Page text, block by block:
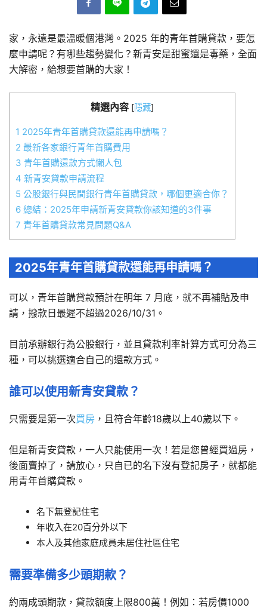
家，永遠是最溫暖個港灣。2025 年的青年首購貸款，要怎
麼申請呢？有哪些趨勢變化？新青安是甜蜜還是毒藥，全面
大解密，給想要首購的大家！
精選內容 [隱藏]
1 2025年青年首購貸款還能再申請嗎？
2 最新各家銀行青年首購費用
3 青年首購還款方式懶人包
4 新青安貸款申請流程
5 公股銀行與民間銀行青年首購貸款，哪個更適合你？
6 總結：2025年申請新青安貸款你該知道的3件事
7 青年首購貸款常見問題Q&A
2025年青年首購貸款還能再申請嗎？
可以，青年首購貸款預計在明年 7 月底，就不再補貼及申
請，撥款日最遲不超過2026/10/31。
目前承辦銀行為公股銀行，並且貸款利率計算方式可分為三
種，可以挑選適合自己的還款方式。
誰可以使用新青安貸款？
只需要是第一次買房 ，且符合年齡18歲以上40歲以下。
但是新青安貸款，一人只能使用一次！若是您曾經買過房，
後面賣掉了，請放心，只自已的名下沒有登記房子，就都能
用青年首購貸款。
名下無登記住宅
年收入在20百分外以下
本人及其他家庭成員未居住社區住宅
需要準備多少頭期款？
約兩成頭期款，貸款額度上限800萬！例如：若房價1000